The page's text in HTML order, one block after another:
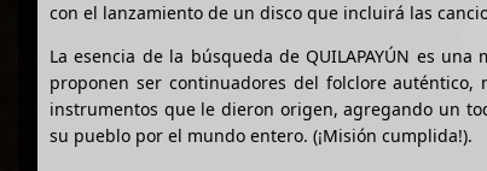
con el lanzamiento de un disco que incluirá las
La esencia de la búsqueda de QUILAPAYÚN es
proponen ser continuadores del folclore
instrumentos que le dieron origen, agregando un
su pueblo por el mundo entero. (¡Misión cumplida!).